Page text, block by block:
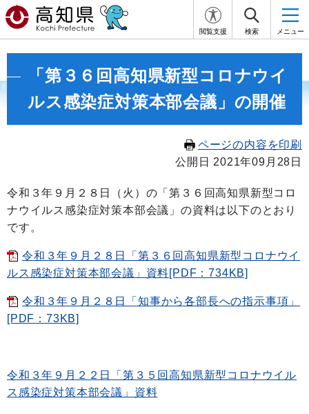
閲覧支援 検索 メニュー
「第３６回高知県新型コロナウイ
ルス感染症対策本部会議」の開催
ページの内容を印刷
公開日 2021年09月28日
令和３年９月２８日（火）の「第３６回高知県新型コロ
ナウイルス感染症対策本部会議」の資料は以下のとおり
です。
令和３年９月２８日「第３６回高知県新型コロナウイ
ルス感染症対策本部会議」資料[PDF：734KB]
令和３年９月２８日「知事から各部長への指示事項」
[PDF：73KB]
令和３年９月２２日「第３５回高知県新型コロナウイル
ス感染症対策本部会議」資料